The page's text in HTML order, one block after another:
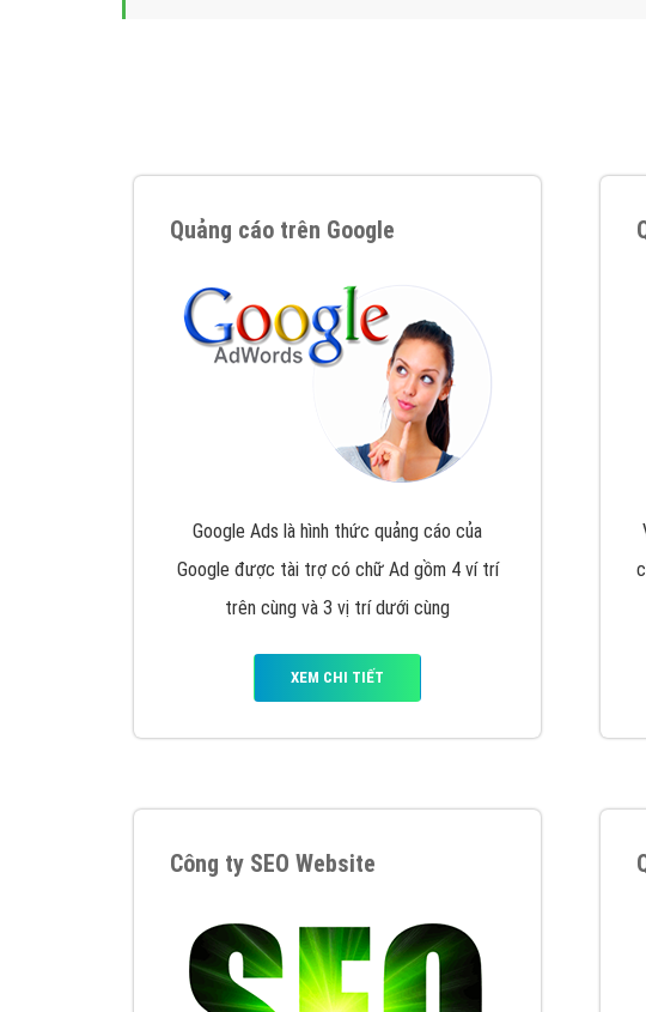
Quảng cáo trên Google
Google Ads là hình thức quảng cáo của
Google được tài trợ có chữ Ad gồm 4 ví trí
trên cùng và 3 vị trí dưới cùng
Công ty SEO Website